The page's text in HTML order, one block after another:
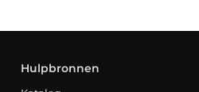
Hulpbronnen